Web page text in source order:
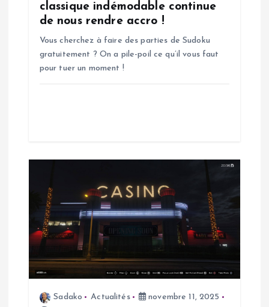
classique indémodable continue
de nous rendre accro !
Vous cherchez à faire des parties de Sudoku
gratuitement ? On a pile-poil ce qu’il vous faut
pour tuer un moment !
Sadako Actualités
novembre 11, 2025